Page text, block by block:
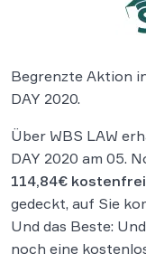
Begrenzte Aktion
DAY 2020.
Über WBS LAW
DAY 2020 am 05.
114,84€ kostenfrei
gedeckt, auf Sie
Und das Beste:
noch eine